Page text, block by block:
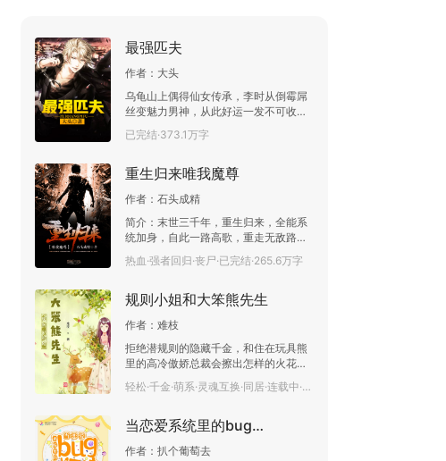
最强匹夫
作者： 大头
乌龟山上偶得仙女传承，李时从倒霉屌
丝变魅力男神，从此好运一发不可收
拾，财源滚滚，桃色满天，李时行圣人
之礼，一一检验，只求长生！
已完结·373.1万字
重生归来唯我魔尊
作者： 石头成精
简介：末世三千年，重生归来，全能系
统加身，自此一路高歌，重走无敌路！
通俗版：地球半神级至尊强者莫余，于
生命最终时刻，归档重生，重回三千年
世界之巅，俯瞰众生，却最终眼睁睁的
负前尘不负卿，杀遍诸天我称尊！ 欢迎
加入石头成精的正版读者群：重生归来
58502315，进群验证！
热血·强者回归·丧尸·已完结·265.6万字
规则小姐和大笨熊先生
作者： 难枝
拒绝潜规则的隐藏千金，和住在玩具熊
里的高冷傲娇总裁会擦出怎样的火花？
明明是为了躲避脑残才假扮的男女朋
友，可最后怎么就纠缠不清了呢？ 呵，
现在想分开？不存在的。二哈一个激灵
轻松·千金·萌系·灵魂互换·同居·连载中·27.8万字
当恋爱系统里的bug成了精
作者： 扒个葡萄去